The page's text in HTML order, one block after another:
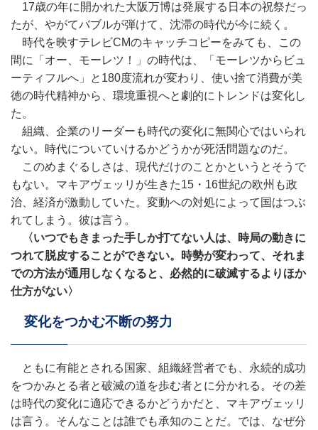
17歳の年に開かれた大阪万博は発展する日本の祝祭だっ
たが、やがてバブルが弾けて、沈滞の時代が今に続く。
時代を映すテレビCMのキャッチコピーをみても、この
間に「オー、モーレツ！」の時代は、「モーレツからビュ
ーティフルへ」と180度流れが変わり、使い捨て消費が美
徳の時代精神から、環境重視へと劇的にトレンドは変化し
た。
組織、企業のリーダーも時代の変化に無関心ではいられ
ない。時代についていけるかどうかが死活問題なのだ。
このめまぐるしさは、現代だけのことかというとそうで
もない。マキアヴェッリが生きた15・16世紀の欧州も政
治、経済が激動していた。変動への対処によって国はつぶ
れてしまう。彼は言う。
〈いつでもきまった手しか打てない人は、時局の動きに
つれて脱皮することができない。時勢が変わって、それま
での方法が通用しなくなると、必然的に破滅するよりほか
仕方がない〉
変化をつかむ不断の努力
ともに有能とされる国家、組織経営者でも、永続的成功
をつかみとる者と破滅の道を歩む者とに分かれる。その差
は時代の変化に適応できるかどうかだと、マキアヴェッリ
は言う。そんなことは誰でも承知のことだ。では、なぜ分